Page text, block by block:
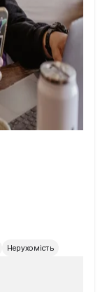
Нерухомість